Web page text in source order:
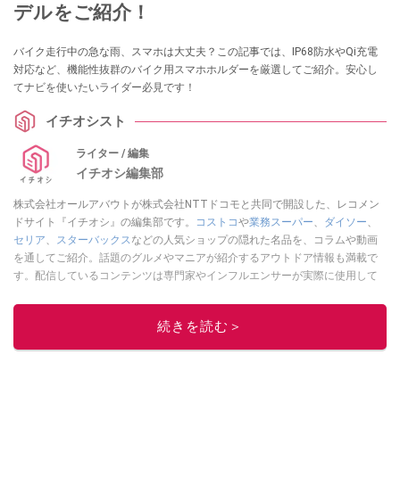
デルをご紹介！
バイク走行中の急な雨、スマホは大丈夫？この記事では、IP68防水やQi充電
対応など、機能性抜群のバイク用スマホホルダーを厳選してご紹介。安心し
てナビを使いたいライダー必見です！
イチオシスト
ライター / 編集
イチオシ編集部
株式会社オールアバウトが株式会社NTTドコモと共同で開設した、レコメン
ドサイト『イチオシ』の編集部です。
コストコや業務スーパー、 ダイソー、
セリア、 スターバックスなどの人気ショップの隠れた名品を、コラムや動画
を通してご紹介。話題のグルメやマニアが紹介するアウトドア情報も満載で
す。配信しているコンテンツは専門家やインフルエンサーが実際に使用して
ニュースでフォロー
続きを読む＞